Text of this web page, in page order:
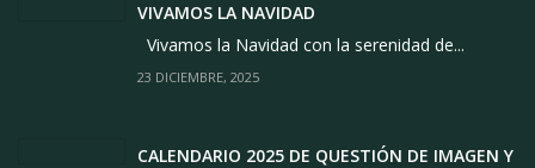
VIVAMOS LA NAVIDAD
Vivamos la Navidad con la serenidad de...
23 DICIEMBRE, 2025
CALENDARIO 2025 DE QUESTIÓN DE IMAGEN Y